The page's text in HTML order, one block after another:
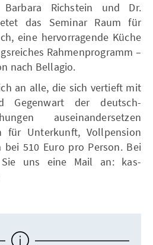
Barbara Richstein und Dr.
das Seminar Raum für
eine hervorragende Küche
Rahmenprogramm –
nach Bellagio.
an alle, die sich vertieft mit
Gegenwart der deutsch-
auseinandersetzen
für Unterkunft, Vollpension
510 Euro pro Person. Bei
Sie uns eine Mail an: kas-